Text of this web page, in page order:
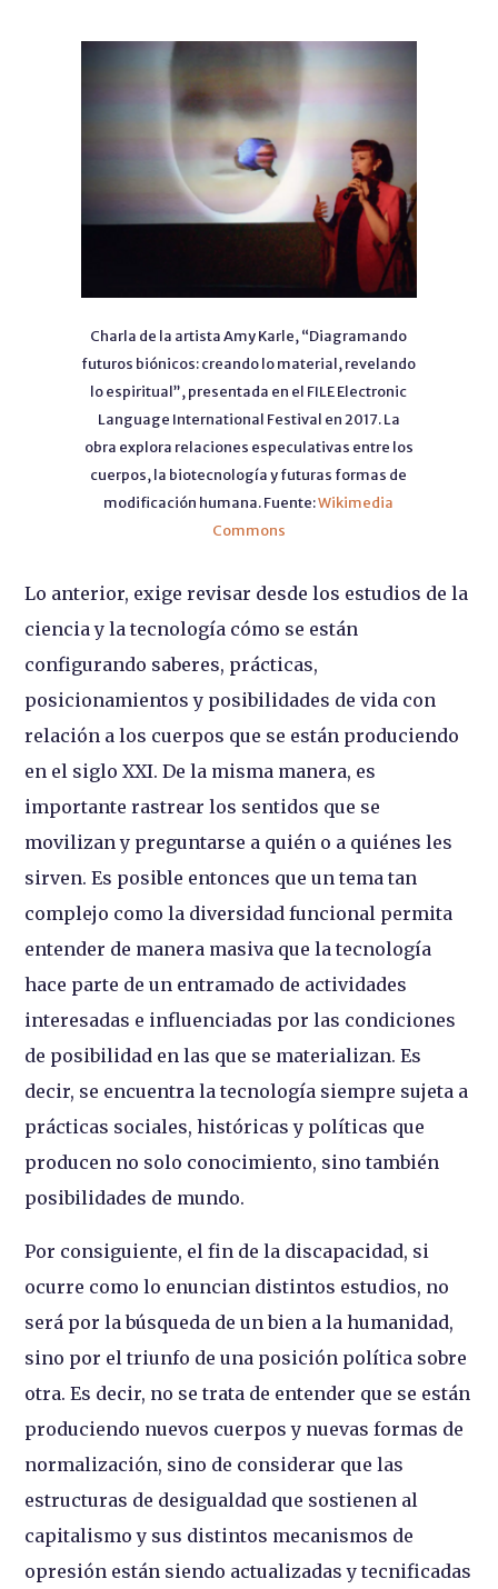
Charla de la artista Amy Karle, “Diagramando
futuros biónicos: creando lo material, revelando
lo espiritual”, presentada en el FILE Electronic
Language International Festival en 2017. La
obra explora relaciones especulativas entre los
cuerpos, la biotecnología y futuras formas de
modificación humana. Fuente:Wikimedia
Commons
Lo anterior, exige revisar desde los estudios de la
ciencia y la tecnología cómo se están
configurando saberes, prácticas,
posicionamientos y posibilidades de vida con
relación a los cuerpos que se están produciendo
en el siglo XXI. De la misma manera, es
importante rastrear los sentidos que se
movilizan y preguntarse a quién o a quiénes les
sirven. Es posible entonces que un tema tan
complejo como la diversidad funcional permita
entender de manera masiva que la tecnología
hace parte de un entramado de actividades
interesadas e influenciadas por las condiciones
de posibilidad en las que se materializan. Es
decir, se encuentra la tecnología siempre sujeta a
prácticas sociales, históricas y políticas que
producen no solo conocimiento, sino también
posibilidades de mundo.
Por consiguiente, el fin de la discapacidad, si
ocurre como lo enuncian distintos estudios, no
será por la búsqueda de un bien a la humanidad,
sino por el triunfo de una posición política sobre
otra. Es decir, no se trata de entender que se están
produciendo nuevos cuerpos y nuevas formas de
normalización, sino de considerar que las
estructuras de desigualdad que sostienen al
capitalismo y sus distintos mecanismos de
opresión están siendo actualizadas y tecnificadas